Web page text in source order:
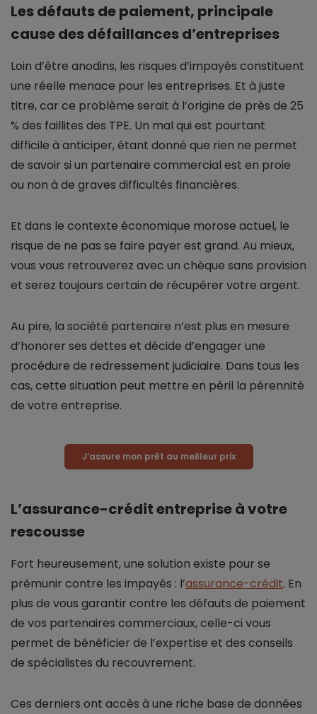
Les défauts de paiement, principale
cause des défaillances d’entreprises
Loin d’être anodins, les risques d’impayés constituent
une réelle menace pour les entreprises. Et à juste
titre, car ce problème serait à l’origine de près de 25
% des faillites des TPE. Un mal qui est pourtant
difficile à anticiper, étant donné que rien ne permet
de savoir si un partenaire commercial est en proie
ou non à de graves difficultés financières.
Et dans le contexte économique morose actuel, le
risque de ne pas se faire payer est grand. Au mieux,
vous vous retrouverez avec un chèque sans provision
et serez toujours certain de récupérer votre argent.
Au pire, la société partenaire n’est plus en mesure
d’honorer ses dettes et décide d’engager une
procédure de redressement judiciaire. Dans tous les
cas, cette situation peut mettre en péril la pérennité
de votre entreprise.
J’assure mon prêt au meilleur prix
L’assurance-crédit entreprise à votre
rescousse
Fort heureusement, une solution existe pour se
prémunir contre les impayés : l’assurance-crédit. En
plus de vous garantir contre les défauts de paiement
de vos partenaires commerciaux, celle-ci vous
permet de bénéficier de l’expertise et des conseils
de spécialistes du recouvrement.
Ces derniers ont accès à une riche base de données